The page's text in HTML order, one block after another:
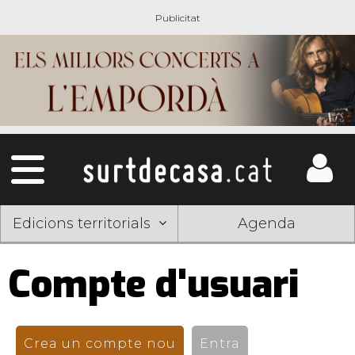
Edicions territorials Agenda
Compte d'usuari
Pestanyes
primàries
Crea un compte nou (pestanya activa)
Entra